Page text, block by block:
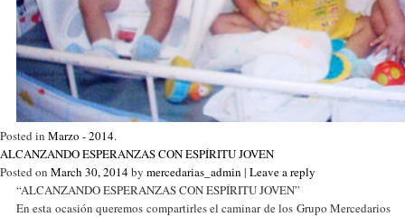
Posted in Marzo - 2014.
ALCANZANDO ESPERANZAS CON ESPÍRITU JOVEN
Posted on March 30, 2014by mercedarias_admin | Leave a reply
“ALCANZANDO ESPERANZAS CON ESPÍRITU JOVEN”
En esta ocasión queremos compartirles el caminar de los Grupo Mercedarios